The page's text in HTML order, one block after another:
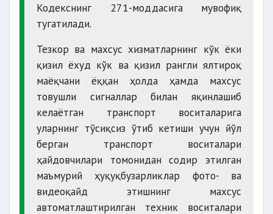
Кодекснинг 271-моддасига мувофиқ
тугатилади.
Тезкор ва махсус хизматларнинг кўк ёки
қизил ёхуд кўк ва қизил рангли ялтироқ
маёқчани ёққан ҳолда ҳамда махсус
товушли сигналлар билан яқинлашиб
келаётган транспорт воситаларига
уларнинг тўсиқсиз ўтиб кетиши учун йўл
берган транспорт воситалари
ҳайдовчилари томонидан содир этилган
маъмурий ҳуқуқбузарликлар фото- ва
видеоқайд этишнинг махсус
автоматлаштирилган техник воситалари